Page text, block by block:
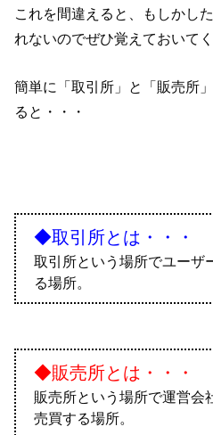
これを間違えると、もしかし
れないのでぜひ覚えておいてく
簡単に「取引所」と「販売所
ると・・・
◆取引所とは・・・
取引所という場所でユーザ
る場所。
◆販売所とは・・・
販売所という場所で運営会
売買する場所。